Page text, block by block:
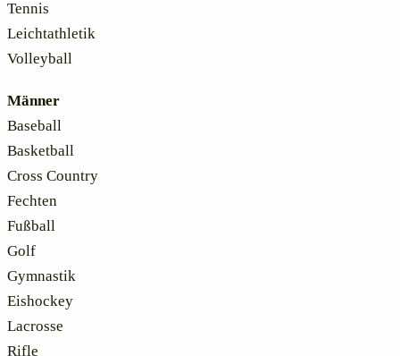
Tennis
Leichtathletik
Volleyball
Männer
Baseball
Basketball
Cross Country
Fechten
Fußball
Golf
Gymnastik
Eishockey
Lacrosse
Rifle